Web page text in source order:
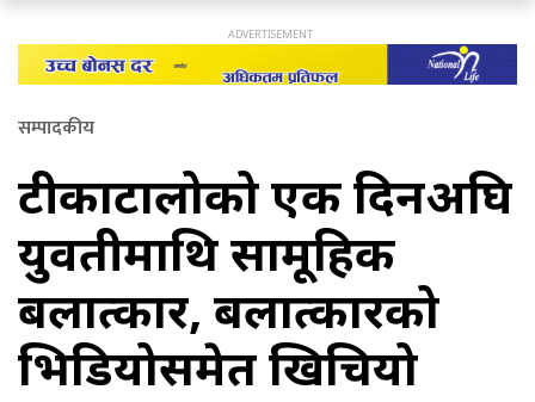
सम्पादकीय
टीकाटालोको एक दिनअघि
युवतीमाथि सामूहिक
बलात्कार, बलात्कारको
भिडियोसमेत खिचियो